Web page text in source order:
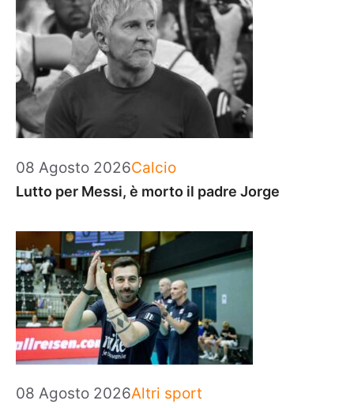
08 Agosto 2026Categorie
Calcio
Lutto per Messi, è morto il padre Jorge
08 Agosto 2026Categorie
Altri sport